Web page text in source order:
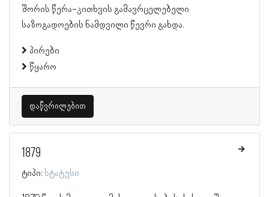
შორის წერა-კითხვის გამავრცელებელი
საზოგადოების ნამდვილი წევრი გახდა.
პირები
წყარო
დაწვრილებით
1879
ტიპი: სტატუსი